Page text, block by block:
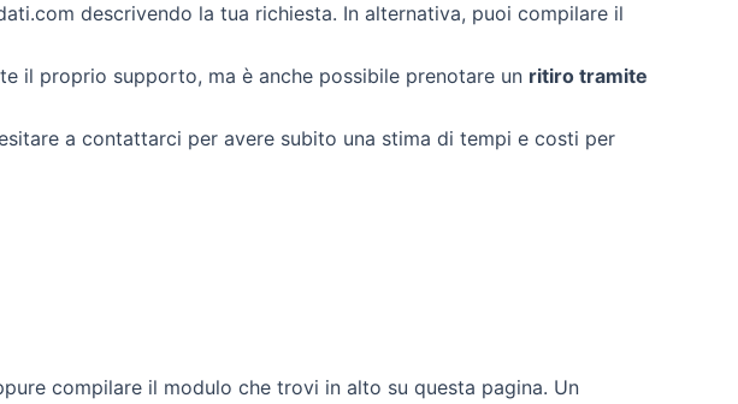
descrivendo la tua richiesta. In alternativa, puoi compilare il
il proprio supporto, ma è anche possibile prenotare un ritiro tramite
a contattarci per avere subito una stima di tempi e costi per
compilare il modulo che trovi in alto su questa pagina. Un